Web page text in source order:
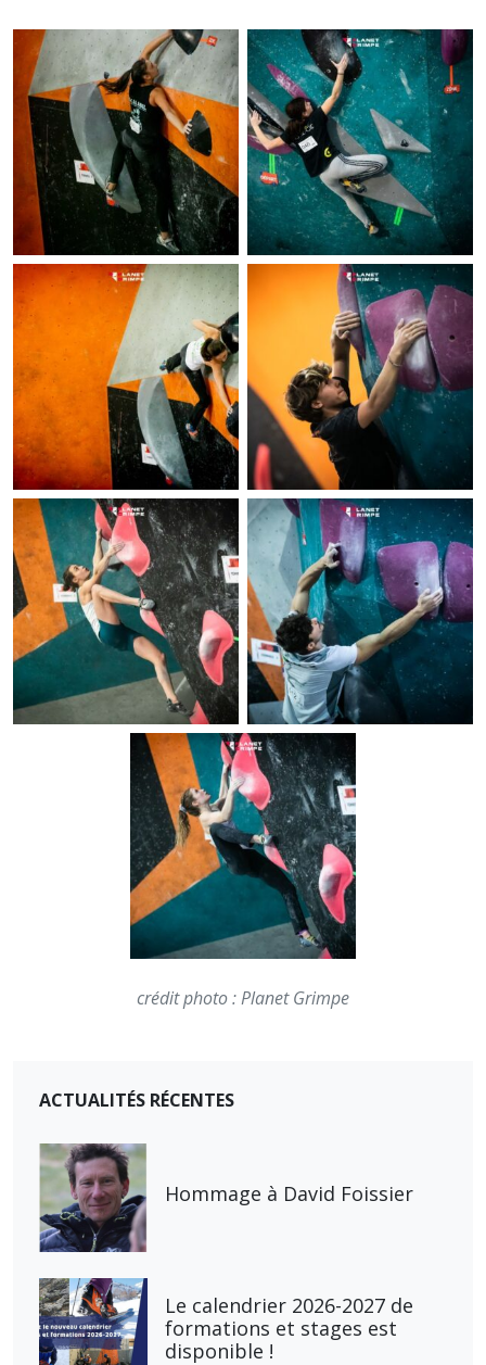
crédit photo : Planet Grimpe
ACTUALITÉS RÉCENTES
Hommage à David Foissier
Le calendrier 2026-2027 de
formations et stages est
disponible !